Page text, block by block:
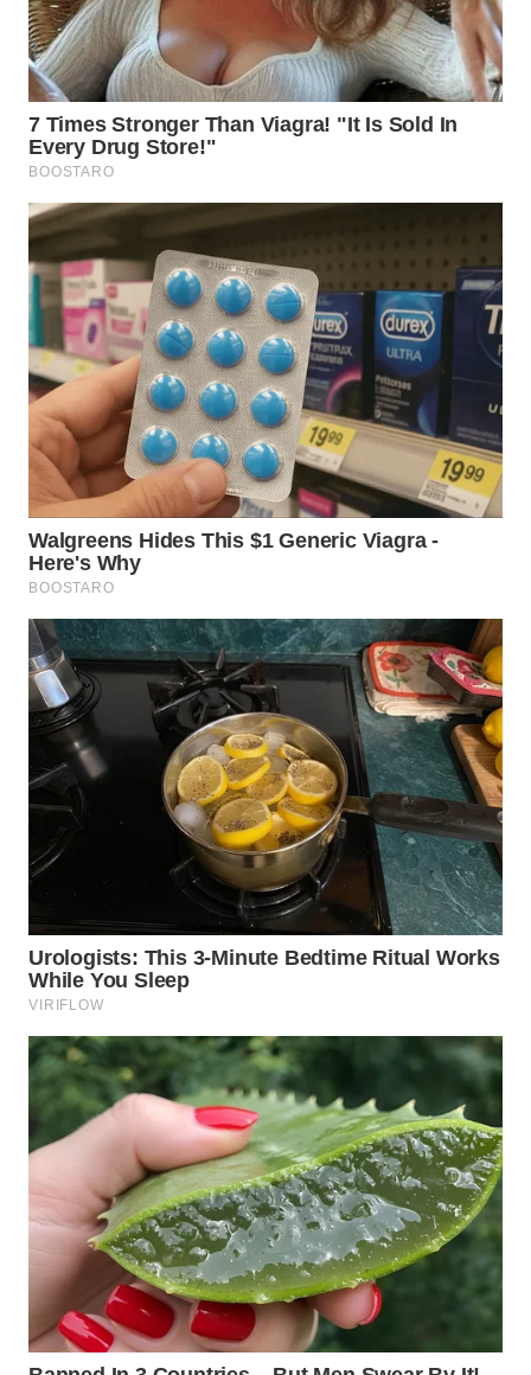
WN
TAPANULI
SELATAN
WN
TANJUNG
LESUNG
WN
KARO
WN
SIMALUNGUN
WN
LABUHANBATU
WN
TAPANULI
TENGAH
SERDANG
WN
TEBING
TINGGI
WN
KARAWANG
WN
BEKASI
WN
BOGOR
DEPOK
WN
TAPANULI
UTARA